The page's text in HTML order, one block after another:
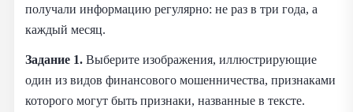
получали информацию регулярно: не раз в три года, а
каждый месяц.
Задание 1. Выберите изображения, иллюстрирующие
один из видов финансового мошенничества, признаками
которого могут быть признаки, названные в тексте.